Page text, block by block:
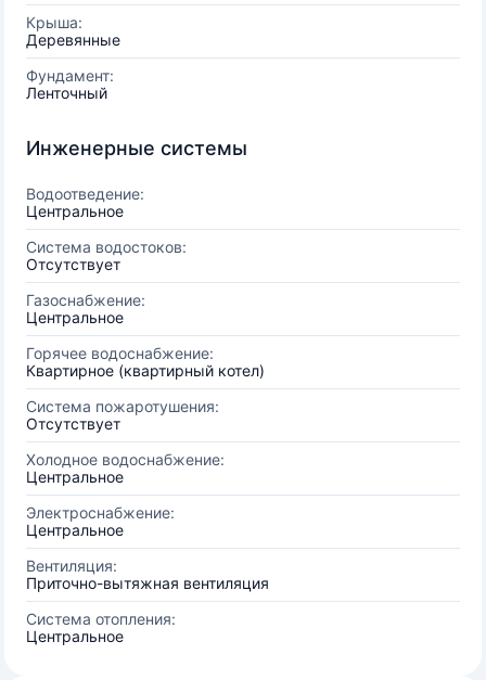
Крыша:
Деревянные
Фундамент:
Ленточный
Инженерные системы
Водоотведение:
Центральное
Система водостоков:
Отсутствует
Газоснабжение:
Центральное
Горячее водоснабжение:
Квартирное (квартирный котел)
Система пожаротушения:
Отсутствует
Холодное водоснабжение:
Центральное
Электроснабжение:
Центральное
Вентиляция:
Приточно-вытяжная вентиляция
Система отопления:
Центральное